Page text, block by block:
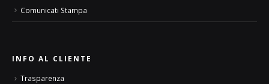
Comunicati Stampa
INFO AL CLIENTE
Trasparenza